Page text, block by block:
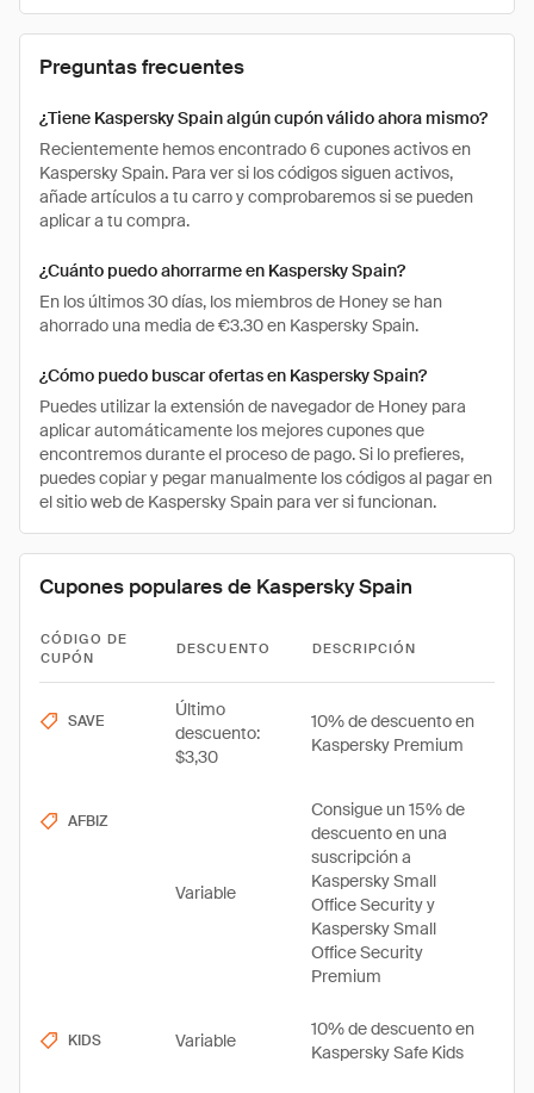
Preguntas frecuentes
¿Tiene Kaspersky Spain algún cupón válido ahora mismo?
Recientemente hemos encontrado 6 cupones activos en
Kaspersky Spain. Para ver si los códigos siguen activos,
añade artículos a tu carro y comprobaremos si se pueden
aplicar a tu compra.
¿Cuánto puedo ahorrarme en Kaspersky Spain?
En los últimos 30 días, los miembros de Honey se han
ahorrado una media de €3.30 en Kaspersky Spain.
¿Cómo puedo buscar ofertas en Kaspersky Spain?
Puedes utilizar la extensión de navegador de Honey para
aplicar automáticamente los mejores cupones que
encontremos durante el proceso de pago. Si lo prefieres,
puedes copiar y pegar manualmente los códigos al pagar en
el sitio web de Kaspersky Spain para ver si funcionan.
Cupones populares de Kaspersky Spain
CÓDIGO DE
CUPÓN
DESCUENTO DESCRIPCIÓN
SAVE
Último
descuento:
$3,30
10% de descuento en
Kaspersky Premium
AFBIZ
Variable
Consigue un 15% de
descuento en una
suscripción a
Kaspersky Small
Office Security y
Kaspersky Small
Office Security
Premium
KIDS Variable
10% de descuento en
Kaspersky Safe Kids